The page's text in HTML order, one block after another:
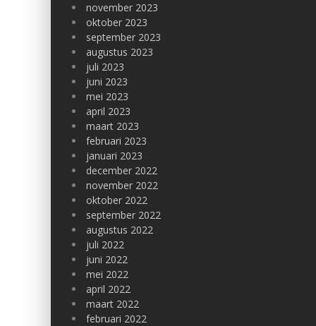
november 2023
oktober 2023
september 2023
augustus 2023
juli 2023
juni 2023
mei 2023
april 2023
maart 2023
februari 2023
januari 2023
december 2022
november 2022
oktober 2022
september 2022
augustus 2022
juli 2022
juni 2022
mei 2022
april 2022
maart 2022
februari 2022